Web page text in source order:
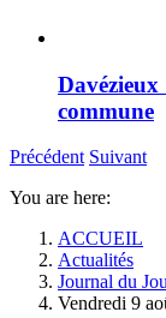
Davézieux
commune
Précédent Suivant
You are here:
ACCUEIL
Actualités
Journal du
Vendredi 9